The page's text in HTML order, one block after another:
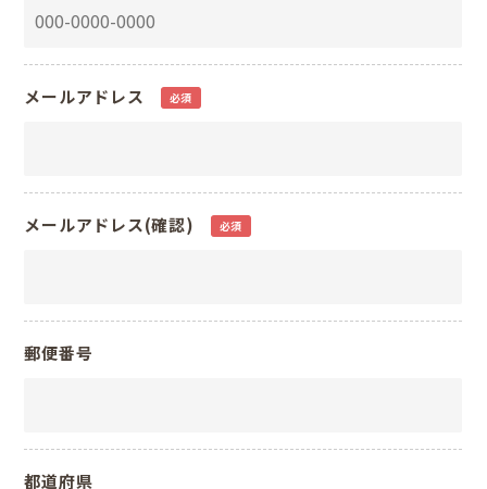
メールアドレス 必須
メールアドレス(確認) 必須
郵便番号
都道府県